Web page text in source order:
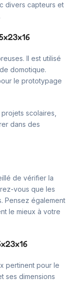
divers capteurs et
Il est utilisé
domotique.
le prototypage
scolaires,
dans des
de vérifier la
vous que les
Pensez également
le mieux à votre
pertinent pour le
ses dimensions